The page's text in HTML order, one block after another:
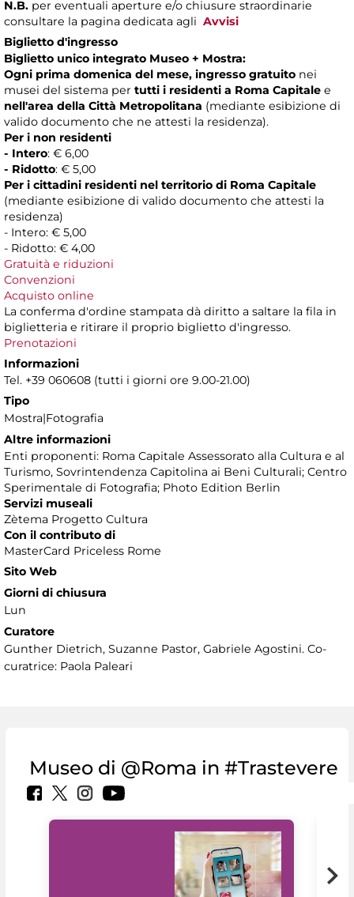
N.B. per eventuali aperture e/o chiusure straordinarie
consultare la pagina dedicata agli Avvisi
Biglietto d'ingresso
Biglietto unico integrato Museo + Mostra:
Ogni prima domenica del mese, ingresso gratuito nei
musei del sistema per tutti i residenti a Roma Capitale e
nell'area della Città Metropolitana (mediante esibizione di
valido documento che ne attesti la residenza).
Per i non residenti
- Intero: € 6,00
- Ridotto: € 5,00
Per i cittadini residenti nel territorio di Roma Capitale
(mediante esibizione di valido documento che attesti la
residenza)
- Intero: € 5,00
- Ridotto: € 4,00
Gratuità e riduzioni
Convenzioni
Acquisto online
La conferma d'ordine stampata dà diritto a saltare la fila in
biglietteria e ritirare il proprio biglietto d'ingresso.
Prenotazioni
Informazioni
Tel. +39 060608 (tutti i giorni ore 9.00-21.00)
Tipo
Mostra|Fotografia
Altre informazioni
Enti proponenti: Roma Capitale Assessorato alla Cultura e al
Turismo, Sovrintendenza Capitolina ai Beni Culturali; Centro
Sperimentale di Fotografia; Photo Edition Berlin
Servizi museali
Zètema Progetto Cultura
Con il contributo di
MasterCard Priceless Rome
Sito Web
Giorni di chiusura
Lun
Curatore
Gunther Dietrich, Suzanne Pastor, Gabriele Agostini. Co-
curatrice: Paola Paleari
Museo di @Roma in #Trastevere